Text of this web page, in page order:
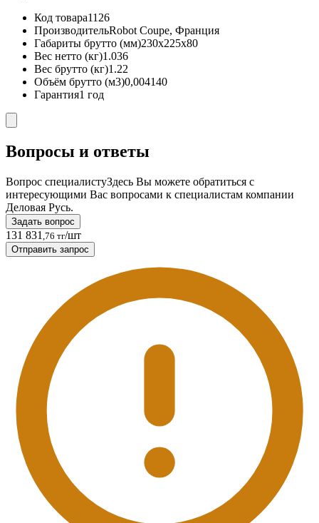
Код товара1126
ПроизводительRobot Coupe, Франция
Габариты брутто (мм)230x225x80
Вес нетто (кг)1.036
Вес брутто (кг)1.22
Объём брутто (м3)0,004140
Гарантия1 год
Вопросы и ответы
Вопрос специалистуЗдесь Вы можете обратиться с
интересующими Вас вопросами к специалистам компании
Деловая Русь.
Задать вопрос
131 831 ,76 тг/шт
Отправить запрос